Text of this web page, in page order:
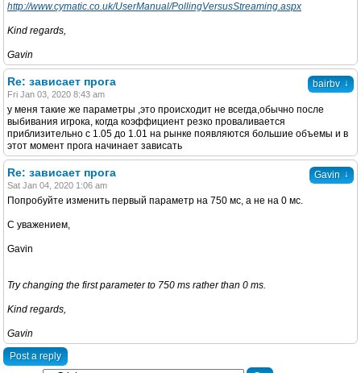
http://www.cymatic.co.uk/UserManual/PollingVersusStreaming.aspx
Kind regards,
Gavin
bairbv ↓
Re: зависает прога
Fri Jan 03, 2020 8:43 am
у меня такие же параметры ,это происходит не всегда,обычно после
выбивания игрока, когда коэффициент резко проваливается
приблизительно с 1.05 до 1.01 на рынке появляются большие объемы и в
этот момент прога начинает зависать
Gavin ↓
Re: зависает прога
Sat Jan 04, 2020 1:06 am
Попробуйте изменить первый параметр на 750 мс, а не на 0 мс.
С уважением,
Gavin
Try changing the first parameter to 750 ms rather than 0 ms.
Kind regards,
Gavin
Post a reply